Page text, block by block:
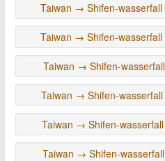
Taiwan → Shifen-
Taiwan → Shifen-
Taiwan → Shifen-
Taiwan → Shifen-
Taiwan → Shifen-
Taiwan → Shifen-